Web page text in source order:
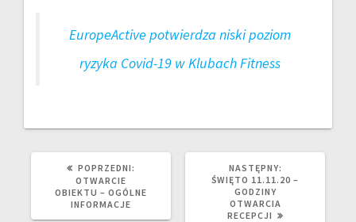
EuropeActive potwierdza niski poziom
ryzyka Covid-19 w Klubach Fitness
POPRZEDNI:
OTWARCIE
OBIEKTU – OGÓLNE
INFORMACJE
NASTĘPNY:
ŚWIĘTO 11.11.20 –
GODZINY
OTWARCIA
RECEPCJI